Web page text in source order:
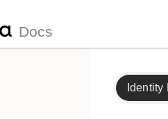
Docs
Identity